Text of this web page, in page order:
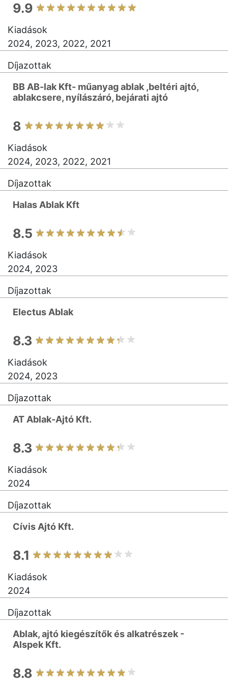
9.9
Kiadások
2024, 2023, 2022, 2021
Díjazottak
BB AB-lak Kft- műanyag ablak ,beltéri ajtó,
ablakcsere, nyílászáró, bejárati ajtó
8
Kiadások
2024, 2023, 2022, 2021
Díjazottak
Halas Ablak Kft
8.5
Kiadások
2024, 2023
Díjazottak
Electus Ablak
8.3
Kiadások
2024, 2023
Díjazottak
AT Ablak-Ajtó Kft.
8.3
Kiadások
2024
Díjazottak
Cívis Ajtó Kft.
8.1
Kiadások
2024
Díjazottak
Ablak, ajtó kiegészítők és alkatrészek -
Alspek Kft.
8.8